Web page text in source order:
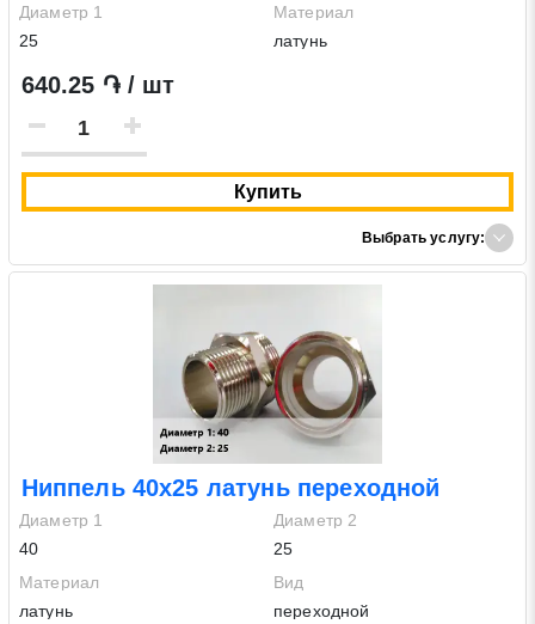
Диаметр 1
25
Материал
латунь
640.25 ֏ / шт
Купить
Выбрать услугу:
Ниппель 40х25 латунь переходной
Диаметр 1
40
Диаметр 2
25
Материал
латунь
Вид
переходной